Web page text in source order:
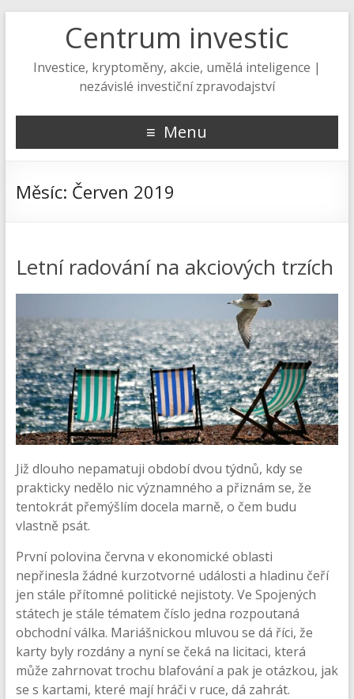
Centrum investic
Investice, kryptoměny, akcie, umělá inteligence |
nezávislé investiční zpravodajství
Menu
Měsíc: Červen 2019
Letní radování na akciových trzích
Již dlouho nepamatuji období dvou týdnů, kdy se
prakticky nedělo nic významného a přiznám se, že
tentokrát přemýšlím docela marně, o čem budu
vlastně psát.
První polovina června v ekonomické oblasti
nepřinesla žádné kurzotvorné události a hladinu čeří
jen stále přítomné politické nejistoty. Ve Spojených
státech je stále tématem číslo jedna rozpoutaná
obchodní válka. Mariášnickou mluvou se dá říci, že
karty byly rozdány a nyní se čeká na licitaci, která
může zahrnovat trochu blafování a pak je otázkou, jak
se s kartami, které mají hráči v ruce, dá zahrát.